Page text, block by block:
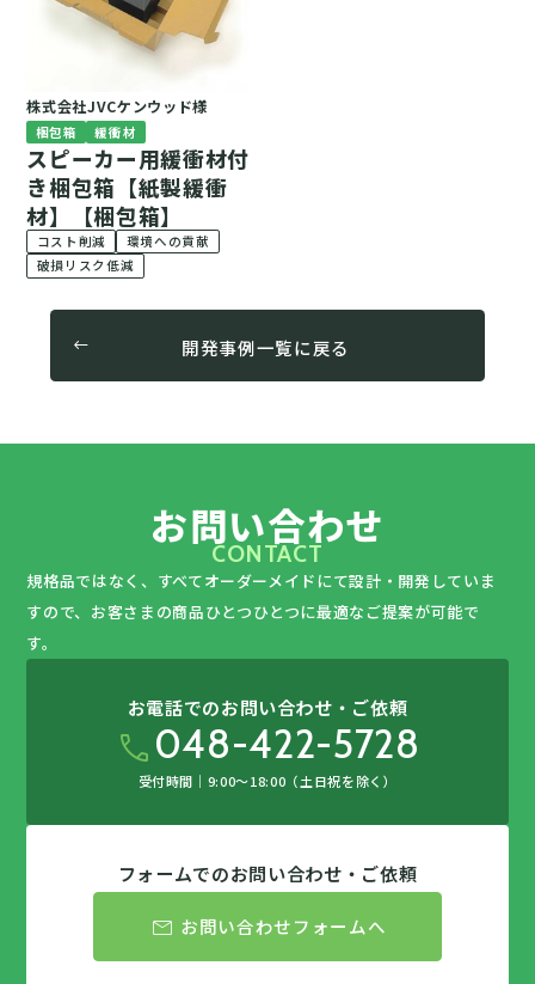
株式会社JVCケンウッド様
梱包箱 緩衝材
スピーカー用緩衝材付
き梱包箱【紙製緩衝
材】【梱包箱】
コスト削減
環境への貢献
破損リスク低減
開発事例一覧に戻る
お問い合わせ
CONTACT
規格品ではなく、すべてオーダーメイドにて設計・開発していま
すので、 お客さまの商品ひとつひとつに最適なご提案が可能で
す。
お電話でのお問い合わせ・ご依頼
call048-422-5728
受付時間｜9:00〜18:00（土日祝を除く）
フォームでのお問い合わせ・ご依頼
mail お問い合わせフォームへ